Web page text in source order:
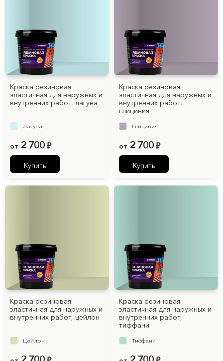
Краска резиновая
эластичная для наружных и
внутренних работ, лагуна
Лагуна
от 2 700 ₽
Купить
Краска резиновая
эластичная для наружных и
внутренних работ,
глициния
Глициния
от 2 700 ₽
Купить
Краска резиновая
эластичная для наружных и
внутренних работ, цейлон
Цейлон
Краска резиновая
эластичная для наружных и
внутренних работ,
тиффани
Тиффани